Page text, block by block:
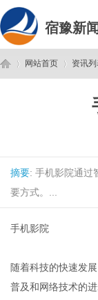
宿豫新
网站首页 资讯
摘要: 手机影院通过
要方式。...
手机影院
随着科技的快速发
普及和网络技术的